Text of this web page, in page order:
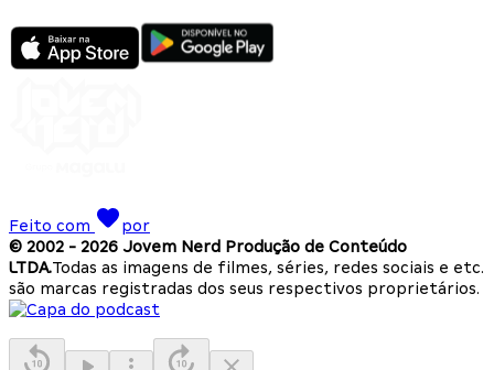
Feito com
por
© 2002 - 2026 Jovem Nerd Produção de Conteúdo
LTDA.Todas as imagens de filmes, séries, redes sociais e etc.
são marcas registradas dos seus respectivos proprietários.